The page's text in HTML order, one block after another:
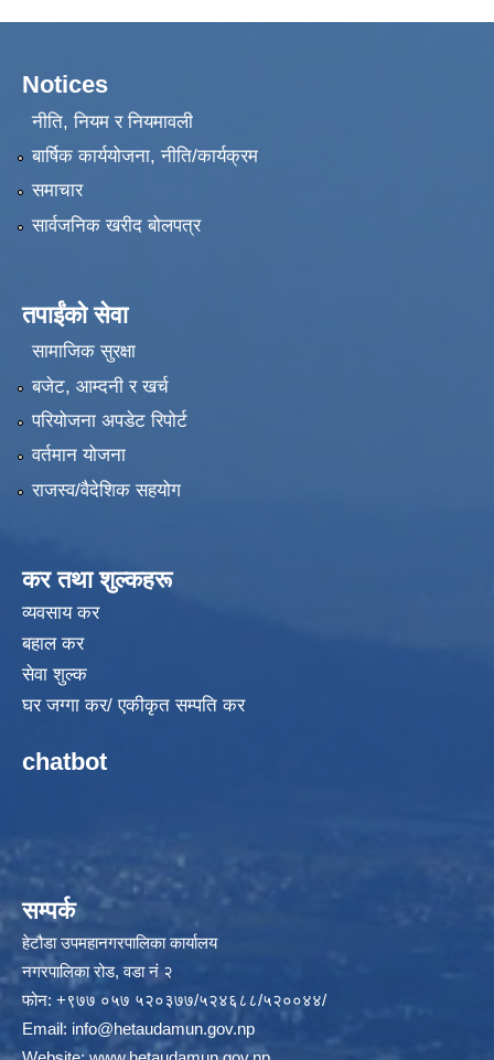
Notices
नीति, नियम र नियमावली
बार्षिक कार्ययोजना, नीति/कार्यक्रम
समाचार
सार्वजनिक खरीद बोलपत्र
तपाईंको सेवा
सामाजिक सुरक्षा
बजेट, आम्दनी र खर्च
परियोजना अपडेट रिपोर्ट
वर्तमान योजना
राजस्व/वैदेशिक सहयोग
कर तथा शुल्कहरू
व्यवसाय कर
बहाल कर
सेवा शुल्क
घर जग्गा कर/ एकीकृत सम्पति कर
chatbot
सम्पर्क
हेटौडा उपमहानगरपालिका कार्यालय
नगरपालिका रोड, वडा नं २
फोन: +९७७ ०५७ ५२०३७७/५२४६८८/५२००४४/
Email: info@hetaudamun.gov.np